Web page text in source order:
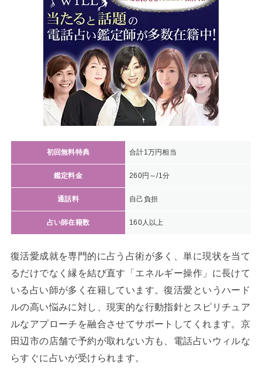
初回無料特典 合計1万円相当
鑑定料金 260円～/1分
通話料 自己負担
占い師在籍数 160人以上
復活愛成就を専門的に占う占術が多く、単に現状を当て
るだけでなく縁を結び直す「エネルギー操作」に長けて
いる占い師が多く在籍しています。復活愛というハード
ルの高い悩みに対し、現実的な行動指針とスピリチュア
ルなアプローチを融合させてサポートしてくれます。京
田辺市の店舗で予約が取れない方も、電話占いウィルな
らすぐに占いが受けられます。